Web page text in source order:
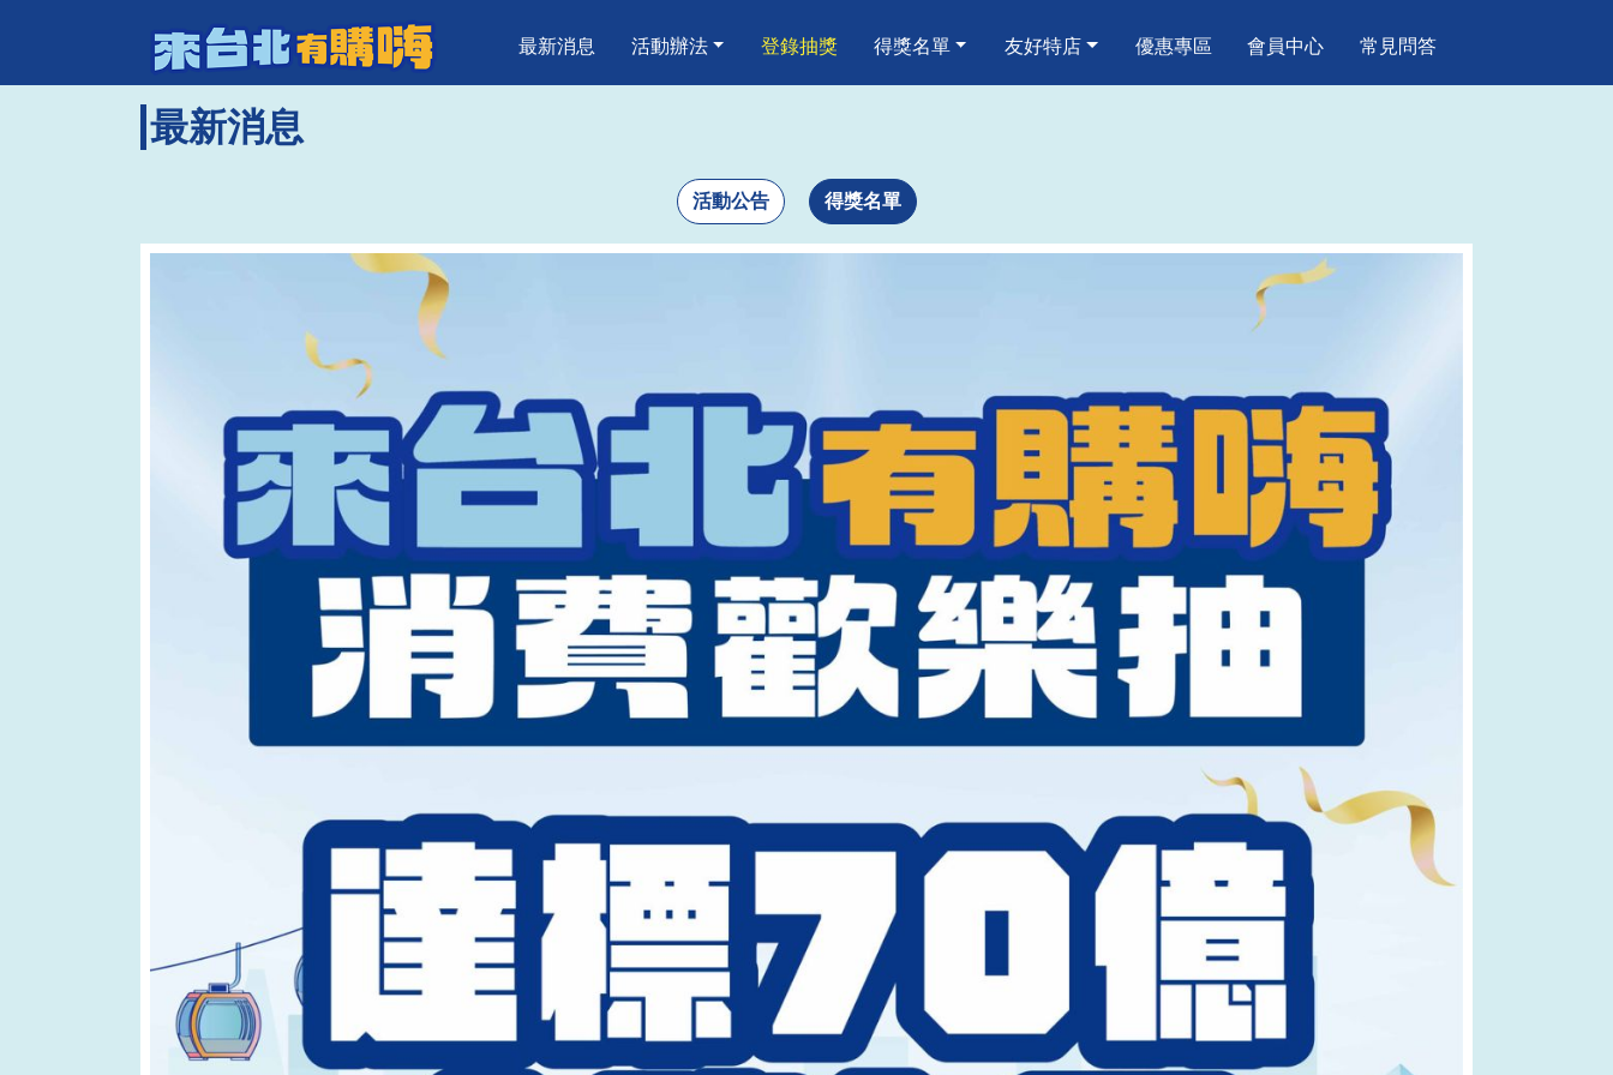
最新消息
活動辦法 登錄抽獎 得獎名單 友好特店 優惠專區 會員中心 常見問答
最新消息
活動公告 得獎名單